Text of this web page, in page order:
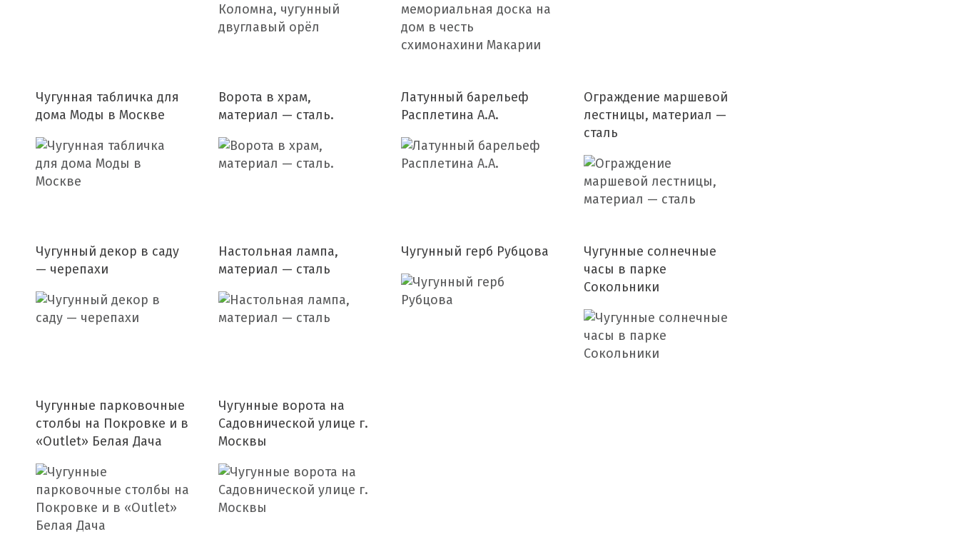
Чугунная табличка для
дома Моды в Москве
Ворота в храм,
материал — сталь.
Латунный барельеф
Расплетина А.А.
Ограждение маршевой
лестницы, материал —
сталь
Чугунный декор в саду
— черепахи
Настольная лампа,
материал — сталь
Чугунный герб Рубцова
Чугунные солнечные
часы в парке
Сокольники
Чугунные парковочные
столбы на Покровке и в
«Оutlet» Белая Дача
Чугунные ворота на
Садовнической улице г.
Москвы